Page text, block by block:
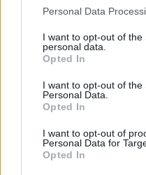
Personal Data
I want to opt-out of the
personal data.
Opted In
I want to opt-out of the
Personal Data.
Opted In
I want to opt-out of
Personal Data for
Opted In